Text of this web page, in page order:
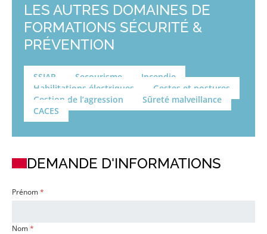
LES AUTRES DOMAINES DE
FORMATIONS SÉCURITÉ &
PRÉVENTION
CACES
Gestes et postures
Gestion de l’agression
Habilitations électriques
Incendie
Secourisme
SSIAP
Sûreté malveillance
DEMANDE D'INFORMATIONS
Prénom*
Nom*